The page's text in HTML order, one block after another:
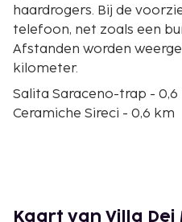
haardrogers. Bij de
telefoon, net zoals een
Afstanden worden
kilometer.
Salita Saraceno-trap - 0,6
Ceramiche Sireci - 0,6 km
Palazzo Atenasio Martino
Kaart van Villa Dei